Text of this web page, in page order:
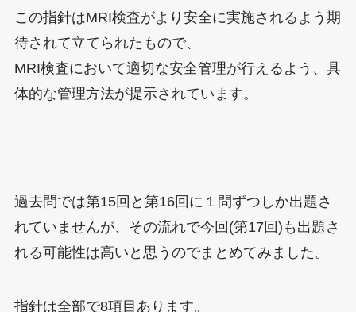
この指針はMRI検査がより安全に実施されるよう期
待されて立てられたもので、
MRI検査において適切な安全管理が行えるよう、具
体的な管理方法が提示されています。
過去問では第15回と第16回に１問ずつしか出題さ
れていませんが、その流れで今回(第17回)も出題さ
れる可能性は高いと思うのでまとめてみました。
指針は全部で8項目あります。